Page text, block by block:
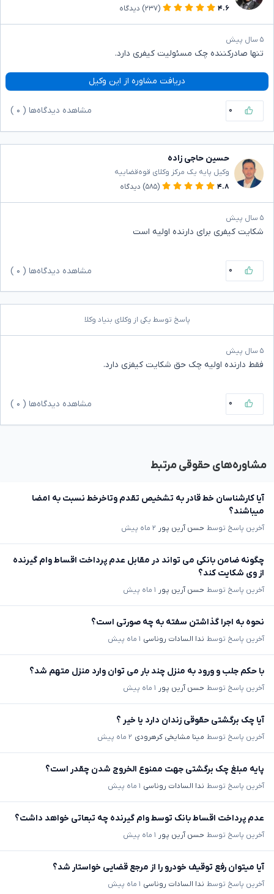
۴.۶
(۲۳۷) دیدگاه
۵ سال پیش
تنها صادرکننده چک مسئولیت کیفری دارد.
دریافت مشاوره از این وکیل
۰ مشاهده دیدگاه‌ها ( ۰
حسین حاجی زاده
وکیل پایه یک مرکز وکلای قوه‌قضاییه
۴.۸
(۵۸۵) دیدگاه
۵ سال پیش
شکایت کیفری برای دارنده اولیه است
۰ مشاهده دیدگاه‌ها ( ۰
پاسخ توسط یکی از وکلای بنیاد وکلا
۵ سال پیش
فقط دارنده اولیه چک حق شکایت کیفزی دارد.
۰ مشاهده دیدگاه‌ها ( ۰
مشاوره‌های حقوقی مرتبط
آیا کارشناسان خط قادر به تشخیص تقدم وتاخرخط نسبت به امضا
میباشند؟
آخرین پاسخ توسط حسن آرین پور ۲ ماه پیش
چگونه ضامن بانکی می تواند در مقابل عدم پرداخت اقساط وام گیرنده
از وی شکایت کند؟
آخرین پاسخ توسط حسن آرین پور ۱ ماه پیش
نحوه به اجرا گذاشتن سفته به چه صورتی است؟
آخرین پاسخ توسط ندا السادات روناسی ۱ ماه پیش
با حکم جلب و ورود به منزل چند بار می توان وارد منزل متهم شد؟
آخرین پاسخ توسط حسن آرین پور ۱ ماه پیش
آیا چک برگشتی حقوقی زندان دارد یا خیر ؟
آخرین پاسخ توسط مینا مشایخی کرهرودی ۲ ماه پیش
پایه مبلغ چک برگشتی جهت ممنوع الخروج شدن چقدر است؟
آخرین پاسخ توسط ندا السادات روناسی ۱ ماه پیش
عدم پرداخت اقساط بانک توسط وام گیرنده چه تبعاتی خواهد داشت؟
آخرین پاسخ توسط حسن آرین پور ۱ ماه پیش
آیا میتوان رفع توقیف خودرو را از مرجع قضایی خواستار شد؟
آخرین پاسخ توسط ندا السادات روناسی ۱ ماه پیش